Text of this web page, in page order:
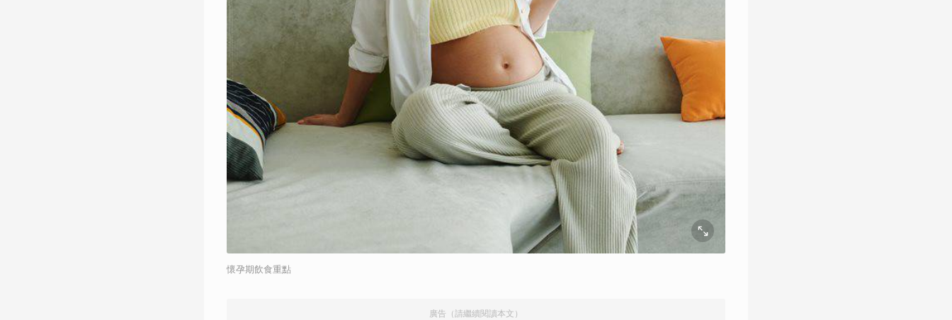
懷孕期飲食重點
廣告（請繼續閱讀本文）